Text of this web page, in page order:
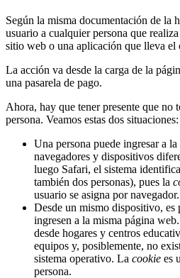
Según la misma documentación de la
usuario a cualquier persona que
sitio web o una aplicación que lleva el
La acción va desde la carga de la
una pasarela de pago.
Ahora, hay que tener presente que no
persona. Veamos estas dos situaciones:
Una persona puede ingresar a
navegadores y dispositivos
luego Safari, el sistema
también dos personas), pues la
usuario se asigna por navegador.
Desde un mismo dispositivo, es
ingresen a la misma página
desde hogares y centros
equipos y, posiblemente, no
sistema operativo. La cookie es
persona.